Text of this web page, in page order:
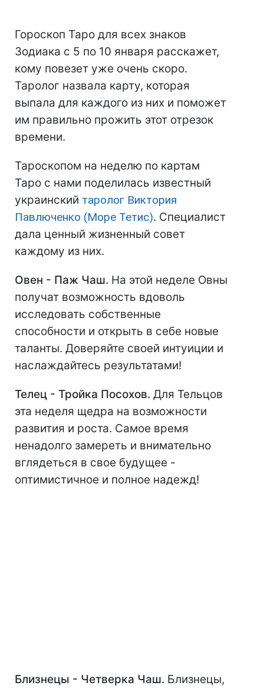
Гороскоп Таро для всех знаков
Зодиака с 5 по 10 января расскажет,
кому повезет уже очень скоро.
Таролог назвала карту, которая
выпала для каждого из них и поможет
им правильно прожить этот отрезок
времени.
Тароскопом на неделю по картам
Таро с нами поделилась известный
украинский таролог Виктория
Павлюченко (Море Тетис). Специалист
дала ценный жизненный совет
каждому из них.
Овен - Паж Чаш. На этой неделе Овны
получат возможность вдоволь
исследовать собственные
способности и открыть в себе новые
таланты. Доверяйте своей интуиции и
наслаждайтесь результатами!
Телец - Тройка Посохов. Для Тельцов
эта неделя щедра на возможности
развития и роста. Самое время
ненадолго замереть и внимательно
вглядеться в свое будущее -
оптимистичное и полное надежд!
Близнецы - Четверка Чаш. Близнецы,